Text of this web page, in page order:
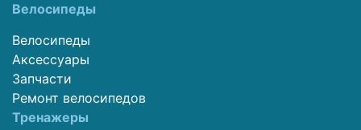
Велосипеды
Велосипеды
Аксессуары
Запчасти
Ремонт велосипедов
Тренажеры